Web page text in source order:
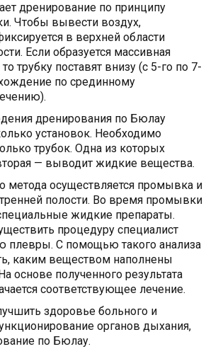
дренирование по принципу
Чтобы вывести воздух,
в верхней области
Если образуется массивная
трубку поставят внизу (с 5-го по 7-
по срединному
дренирования по Бюлау
установок. Необходимо
трубок. Одна из которых
— выводит жидкие вещества.
метода осуществляется промывка и
полости. Во время промывки
жидкие препараты.
процедуру специалист
плевры. С помощью такого анализа
каким веществом наполнены
основе полученного результата
соответствующее лечение.
здоровье больного и
органов дыхания,
по Бюлау.